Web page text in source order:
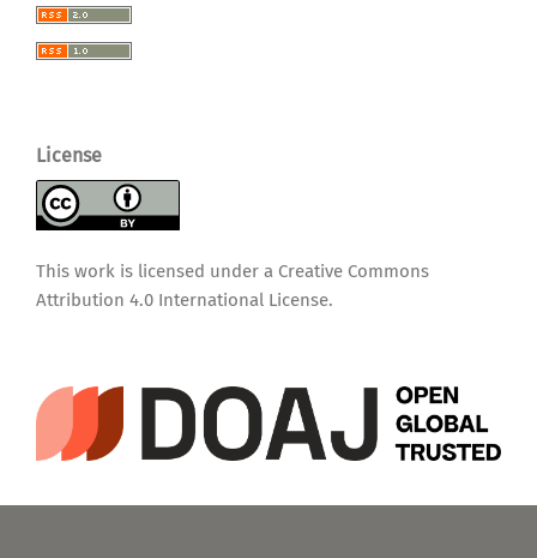
License
This work is licensed under a Creative Commons
Attribution 4.0 International License.